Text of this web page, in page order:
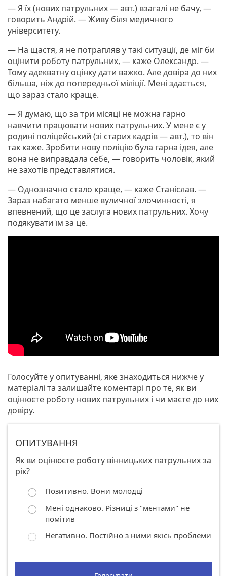
— Я їх (нових патрульних — авт.) взагалі не бачу, —
говорить Андрій. — Живу біля медичного
університету.
— На щастя, я не потрапляв у такі ситуації, де міг би
оцінити роботу патрульних, — каже Олександр. —
Тому адекватну оцінку дати важко. Але довіра до них
більша, ніж до попередньої міліції. Мені здається,
що зараз стало краще.
— Я думаю, що за три місяці не можна гарно
навчити працювати нових патрульних. У мене є у
родині поліцейський (зі старих кадрів — авт.), то він
так каже. Зробити нову поліцію була гарна ідея, але
вона не виправдала себе, — говорить чоловік, який
не захотів представлятися.
— Однозначно стало краще, — каже Станіслав. —
Зараз набагато менше вуличної злочинності, я
впевнений, що це заслуга нових патрульних. Хочу
подякувати їм за це.
Голосуйте у опитуванні, яке знаходиться нижче у
матеріалі та залишайте коментарі про те, як ви
оцінюєте роботу нових патрульних і чи маєте до них
довіру.
ОПИТУВАННЯ
Як ви оцінюєте роботу вінницьких патрульних за
рік?
Позитивно. Вони молодці
Мені однаково. Різниці з "мєнтами" не
помітив
Негативно. Постійно з ними якісь проблеми